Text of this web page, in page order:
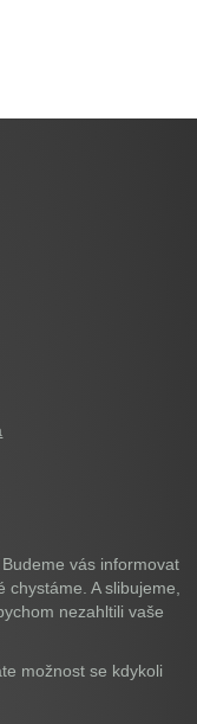
. Budeme vás informovat
A slibujeme,
nezahltili vaše
možnost se kdykoli